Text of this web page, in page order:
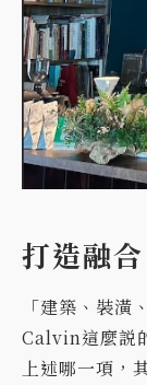
打造融
「建築、裝
Calvin這麼説
上述哪一項，